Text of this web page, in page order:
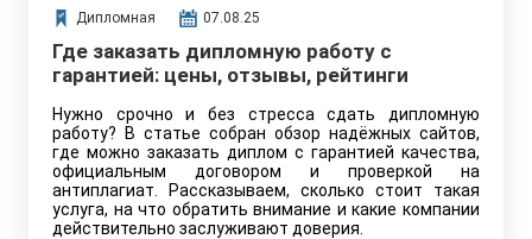
Дипломная 07.08.25
Где заказать дипломную работу с
гарантией: цены, отзывы, рейтинги
Нужно срочно и без стресса сдать дипломную
работу? В статье собран обзор надёжных сайтов,
где можно заказать диплом с гарантией качества,
официальным договором и проверкой на
антиплагиат. Рассказываем, сколько стоит такая
услуга, на что обратить внимание и какие компании
действительно заслуживают доверия.